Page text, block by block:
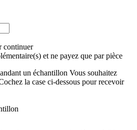
continuer
et ne payez que par pièce
un échantillon Vous souhaitez
la case ci-dessous pour recevoir